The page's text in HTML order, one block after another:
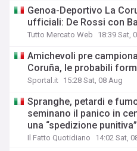
Genoa-Deportivo La
ufficiali: De Rossi con
Tutto Mercato Web 18:39 Sat,
Amichevoli pre
Coruña, le probabili
Sportal.it 15:28 Sat, 08 Aug
Spranghe, petardi e
seminano il panico in
una “spedizione
Il Fatto Quotidiano 14:02 Sat,